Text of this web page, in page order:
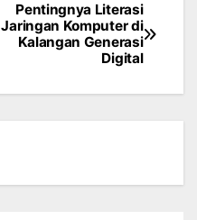
Pentingnya Literasi
Jaringan Komputer di
Kalangan Generasi
Digital